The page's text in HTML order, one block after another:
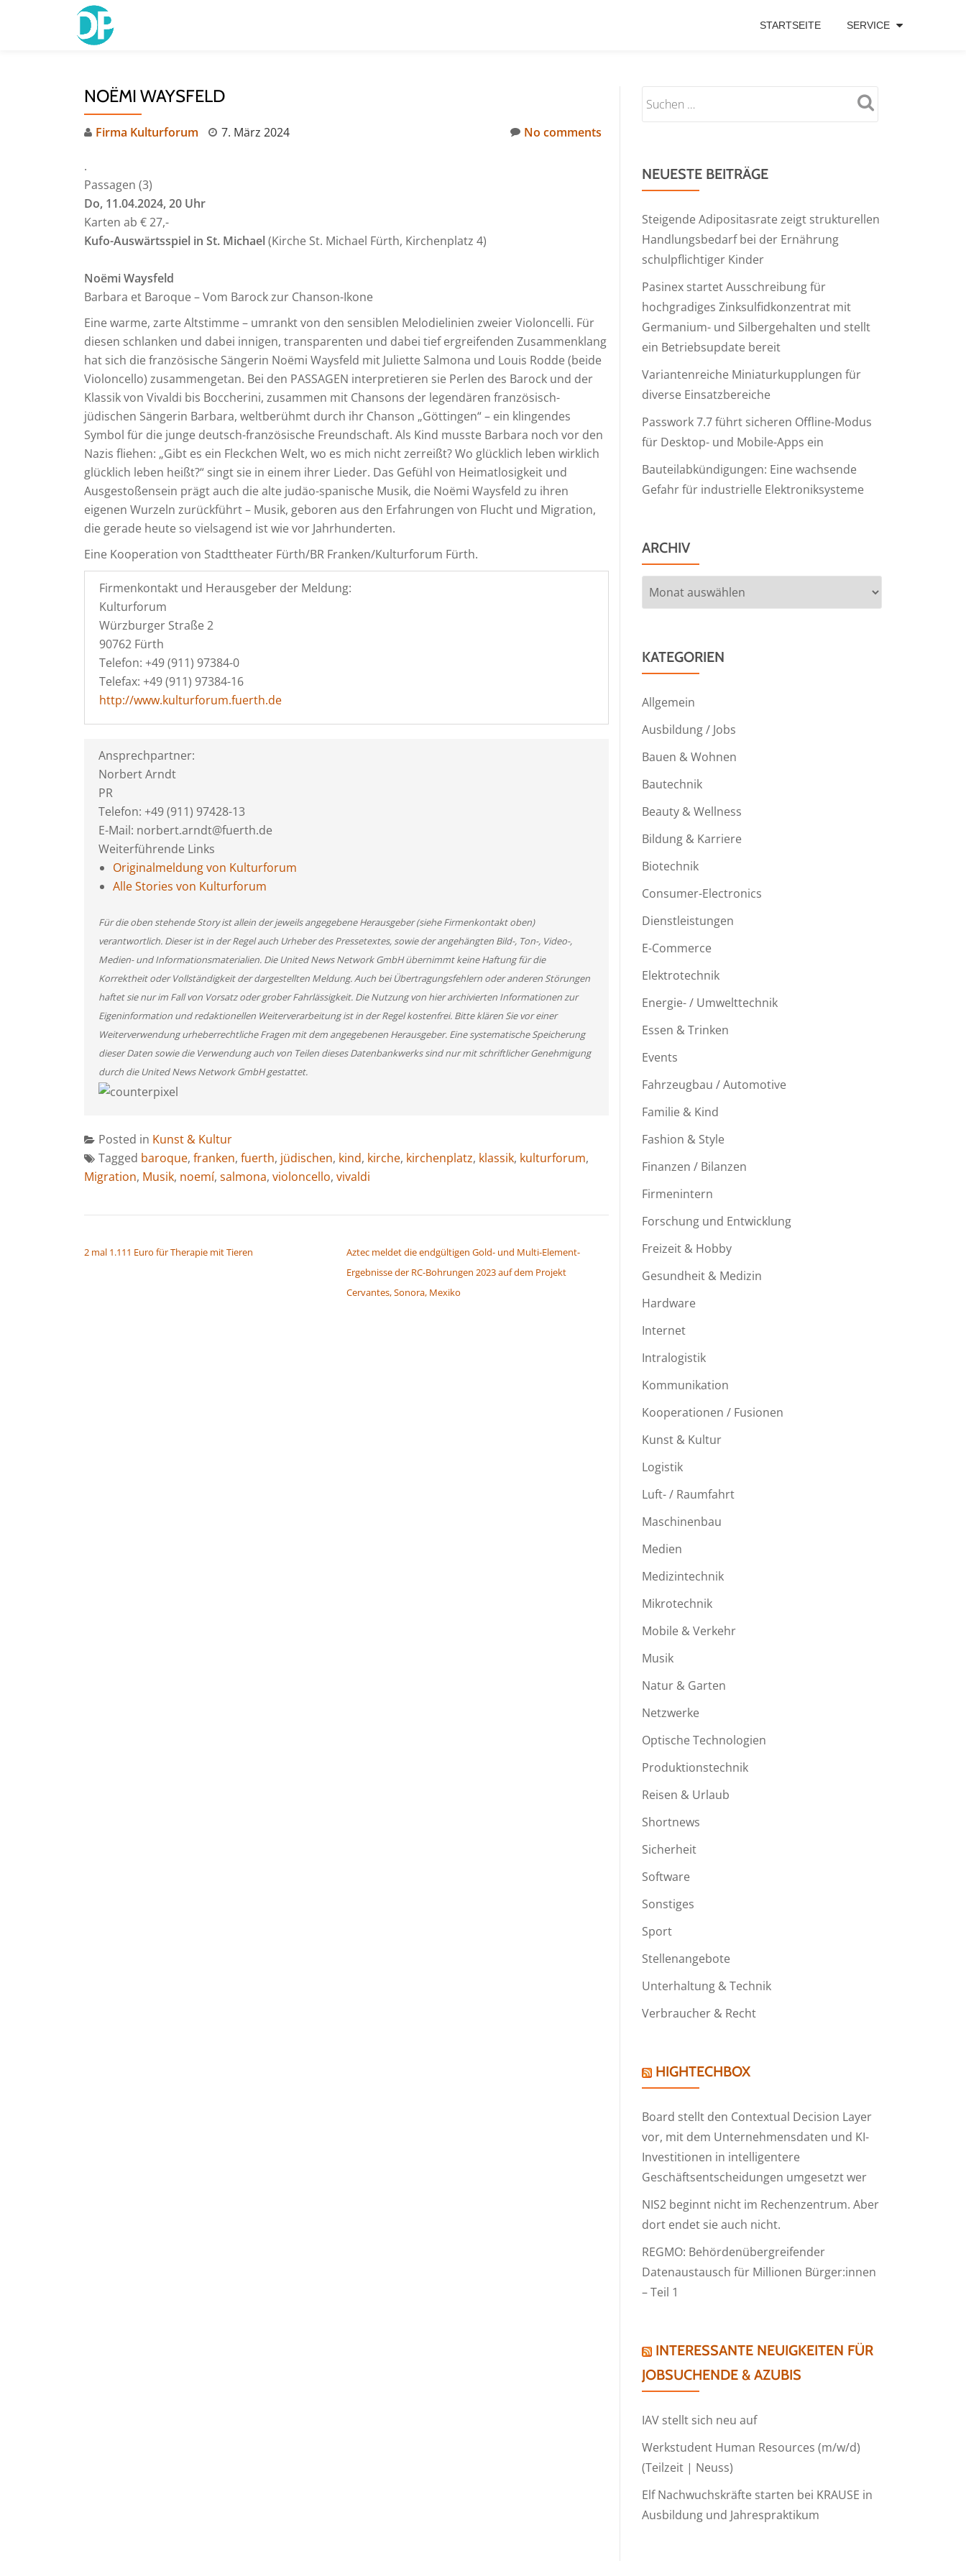
STARTSEITE SERVICE
NOËMI WAYSFELD
Firma Kulturforum 7. März 2024 No comments
.
Passagen (3)
Do, 11.04.2024, 20 Uhr
Karten ab € 27,-
Kufo-Auswärtsspiel in St. Michael(Kirche St. Michael Fürth, Kirchenplatz 4)
Noëmi Waysfeld
Barbara et Baroque – Vom Barock zur Chanson-Ikone
Eine warme, zarte Altstimme – umrankt von den sensiblen Melodielinien zweier Violoncelli. Für
diesen schlanken und dabei innigen, transparenten und dabei tief ergreifenden Zusammenklang
hat sich die französische Sängerin Noëmi Waysfeld mit Juliette Salmona und Louis Rodde (beide
Violoncello) zusammengetan. Bei den PASSAGEN interpretieren sie Perlen des Barock und der
Klassik von Vivaldi bis Boccherini, zusammen mit Chansons der legendären französisch-
jüdischen Sängerin Barbara, weltberühmt durch ihr Chanson „Göttingen“ – ein klingendes
Symbol für die junge deutsch-französische Freundschaft. Als Kind musste Barbara noch vor den
Nazis fliehen: „Gibt es ein Fleckchen Welt, wo es mich nicht zerreißt? Wo glücklich leben wirklich
glücklich leben heißt?“ singt sie in einem ihrer Lieder. Das Gefühl von Heimatlosigkeit und
Ausgestoßensein prägt auch die alte judäo-spanische Musik, die Noëmi Waysfeld zu ihren
eigenen Wurzeln zurückführt – Musik, geboren aus den Erfahrungen von Flucht und Migration,
die gerade heute so vielsagend ist wie vor Jahrhunderten.
Eine Kooperation von Stadttheater Fürth/BR Franken/Kulturforum Fürth.
Firmenkontakt und Herausgeber der Meldung:
Kulturforum
Würzburger Straße 2
90762 Fürth
Telefon: +49 (911) 97384-0
Telefax: +49 (911) 97384-16
http://www.kulturforum.fuerth.de
Ansprechpartner:
Norbert Arndt
PR
Telefon: +49 (911) 97428-13
E-Mail: norbert.arndt@fuerth.de
Weiterführende Links
Originalmeldung von Kulturforum
Alle Stories von Kulturforum
Für die oben stehende Story ist allein der jeweils angegebene Herausgeber (siehe Firmenkontakt oben)
verantwortlich. Dieser ist in der Regel auch Urheber des Pressetextes, sowie der angehängten Bild-, Ton-, Video-,
Medien- und Informationsmaterialien. Die United News Network GmbH übernimmt keine Haftung für die
Korrektheit oder Vollständigkeit der dargestellten Meldung. Auch bei Übertragungsfehlern oder anderen Störungen
haftet sie nur im Fall von Vorsatz oder grober Fahrlässigkeit. Die Nutzung von hier archivierten Informationen zur
Eigeninformation und redaktionellen Weiterverarbeitung ist in der Regel kostenfrei. Bitte klären Sie vor einer
Weiterverwendung urheberrechtliche Fragen mit dem angegebenen Herausgeber. Eine systematische Speicherung
dieser Daten sowie die Verwendung auch von Teilen dieses Datenbankwerks sind nur mit schriftlicher Genehmigung
durch die United News Network GmbH gestattet.
Posted in Kunst & Kultur
Tagged baroque, franken, fuerth, jüdischen, kind, kirche, kirchenplatz, klassik, kulturforum,
Migration, Musik, noemí, salmona, violoncello, vivaldi
2 mal 1.111 Euro für Therapie mit Tieren
Aztec meldet die endgültigen Gold- und Multi-Element-
Ergebnisse der RC-Bohrungen 2023 auf dem Projekt
Cervantes, Sonora, Mexiko
NEUESTE BEITRÄGE
Steigende Adipositasrate zeigt strukturellen
Handlungsbedarf bei der Ernährung
schulpflichtiger Kinder
Pasinex startet Ausschreibung für
hochgradiges Zinksulfidkonzentrat mit
Germanium- und Silbergehalten und stellt
ein Betriebsupdate bereit
Variantenreiche Miniaturkupplungen für
diverse Einsatzbereiche
Passwork 7.7 führt sicheren Offline-Modus
für Desktop- und Mobile-Apps ein
Bauteilabkündigungen: Eine wachsende
Gefahr für industrielle Elektroniksysteme
ARCHIV
Archiv
KATEGORIEN
Allgemein
Ausbildung / Jobs
Bauen & Wohnen
Bautechnik
Beauty & Wellness
Bildung & Karriere
Biotechnik
Consumer-Electronics
Dienstleistungen
E-Commerce
Elektrotechnik
Energie- / Umwelttechnik
Essen & Trinken
Events
Fahrzeugbau / Automotive
Familie & Kind
Fashion & Style
Finanzen / Bilanzen
Firmenintern
Forschung und Entwicklung
Freizeit & Hobby
Gesundheit & Medizin
Hardware
Internet
Intralogistik
Kommunikation
Kooperationen / Fusionen
Kunst & Kultur
Logistik
Luft- / Raumfahrt
Maschinenbau
Medien
Medizintechnik
Mikrotechnik
Mobile & Verkehr
Musik
Natur & Garten
Netzwerke
Optische Technologien
Produktionstechnik
Reisen & Urlaub
Shortnews
Sicherheit
Software
Sonstiges
Sport
Stellenangebote
Unterhaltung & Technik
Verbraucher & Recht
HIGHTECHBOX
Board stellt den Contextual Decision Layer
vor, mit dem Unternehmensdaten und KI-
Investitionen in intelligentere
Geschäftsentscheidungen umgesetzt wer
NIS2 beginnt nicht im Rechenzentrum. Aber
dort endet sie auch nicht.
REGMO: Behördenübergreifender
Datenaustausch für Millionen Bürger:innen
– Teil 1
INTERESSANTE NEUIGKEITEN FÜR
JOBSUCHENDE & AZUBIS
IAV stellt sich neu auf
Werkstudent Human Resources (m/w/d)
(Teilzeit | Neuss)
Elf Nachwuchskräfte starten bei KRAUSE in
Ausbildung und Jahrespraktikum